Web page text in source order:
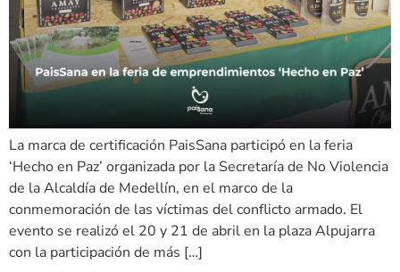
La marca de certificación PaisSana participó en la feria
‘Hecho en Paz’ organizada por la Secretaría de No Violencia
de la Alcaldía de Medellín, en el marco de la
conmemoración de las víctimas del conflicto armado. El
evento se realizó el 20 y 21 de abril en la plaza Alpujarra
con la participación de más […]